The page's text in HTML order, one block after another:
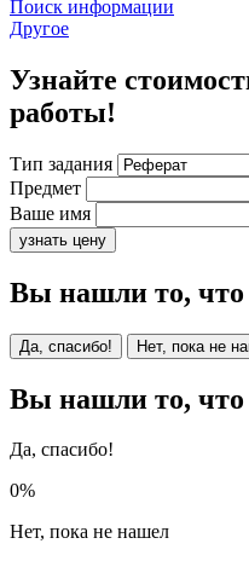
Поиск информации
Другое
Узнайте
работы!
Тип задания
Предмет
Ваше имя
узнать цену
Вы нашли то, что
Да, спасибо! Нет, пока не
Вы нашли то, что
Да, спасибо!
0%
Нет, пока не нашел